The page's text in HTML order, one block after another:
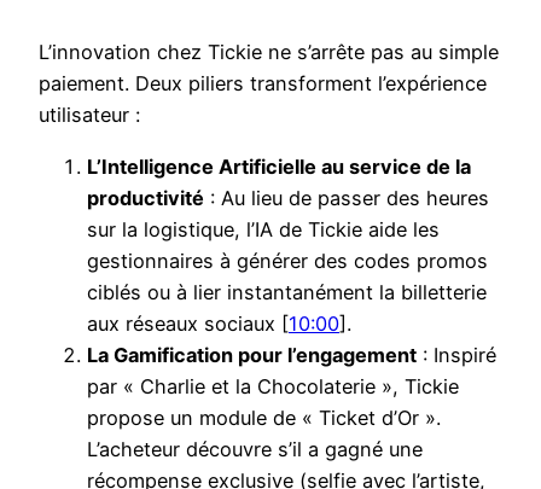
L’innovation chez Tickie ne s’arrête pas au simple
paiement. Deux piliers transforment l’expérience
utilisateur :
L’Intelligence Artificielle au service de la
productivité : Au lieu de passer des heures
sur la logistique, l’IA de Tickie aide les
gestionnaires à générer des codes promos
ciblés ou à lier instantanément la billetterie
aux réseaux sociaux [10:00].
La Gamification pour l’engagement : Inspiré
par « Charlie et la Chocolaterie », Tickie
propose un module de « Ticket d’Or ».
L’acheteur découvre s’il a gagné une
récompense exclusive (selfie avec l’artiste,